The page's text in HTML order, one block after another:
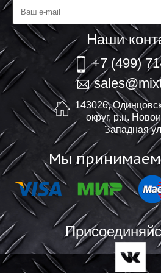
обеспечить надежную и
Наши
+7 (499)
143026,
округ, р.н.
Западная
Мы принимаем